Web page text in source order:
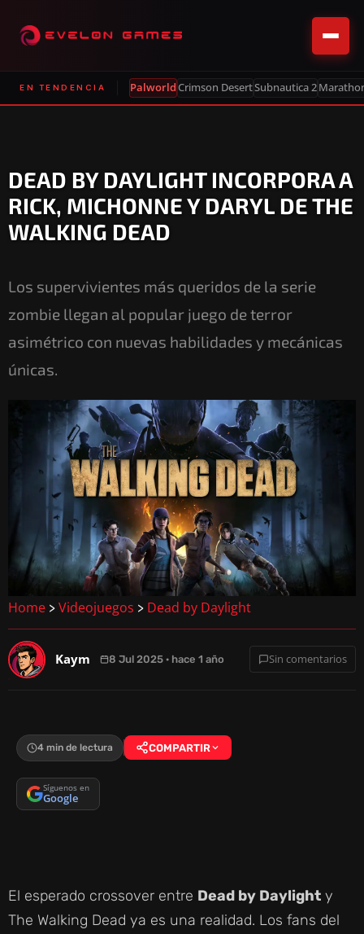
EN TENDENCIA PalworldCrimson DesertSubnautica 2
DEAD BY DAYLIGHT INCORPORA A
RICK, MICHONNE Y DARYL DE THE
WALKING DEAD
Los supervivientes más queridos de la serie
zombie llegan al popular juego de terror
asimétrico con nuevas habilidades y mecánicas
únicas.
Home > Videojuegos > Dead by Daylight
Kaym 8 Jul 2025 · hace 1 año Sin comentarios
4 min de lectura COMPARTIR
Síguenos en
Google
El esperado crossover entre Dead by Daylight y
The Walking Dead ya es una realidad. Los fans del